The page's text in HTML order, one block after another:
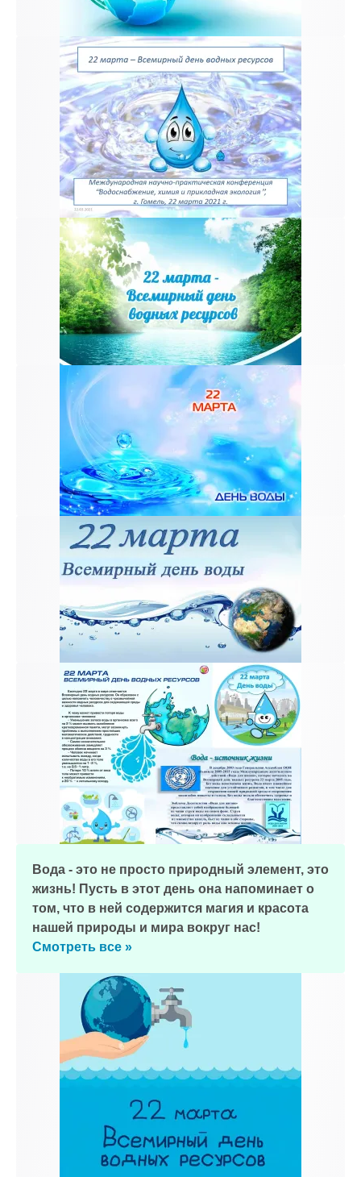
Вода - это не просто природный элемент, это
жизнь! Пусть в этот день она напоминает о
том, что в ней содержится магия и красота
нашей природы и мира вокруг нас!
Смотреть все »